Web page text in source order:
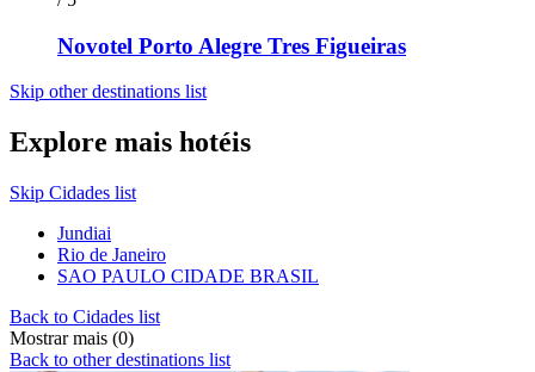
Novotel Porto Alegre Tres Figueiras
Skip other destinations list
Explore mais hotéis
Skip Cidades list
Jundiai
Rio de Janeiro
SAO PAULO CIDADE BRASIL
Back to Cidades list
Mostrar mais (0)
Back to other destinations list